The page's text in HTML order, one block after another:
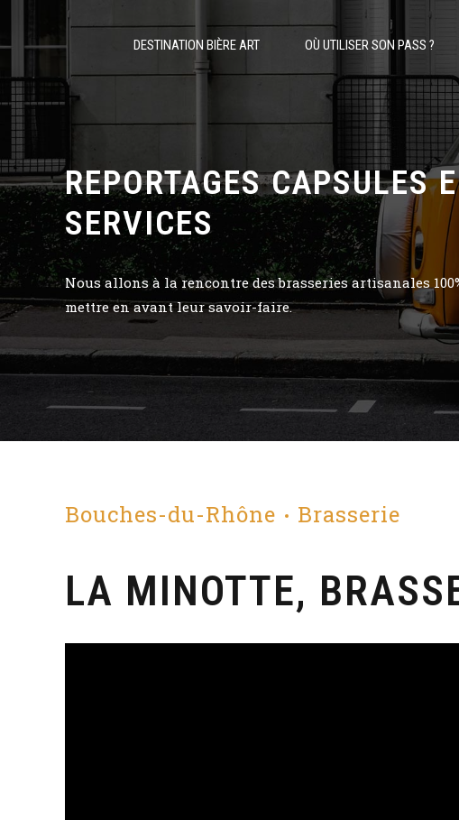
DESTINATION BIÈRE ART OÙ UTILISER SON PASS ?
REPORTAGES CAPSULES
SERVICES
Nous allons à la rencontre des brasseries artisanales
mettre en avant leur savoir-faire.
Bouches-du-Rhône Brasserie
LA MINOTTE,